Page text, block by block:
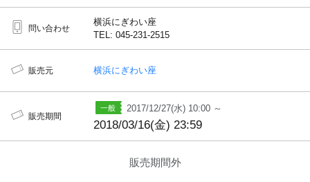
問い合わせ
横浜にぎわい座
TEL: 045-231-2515
販売元 横浜にぎわい座
販売期間
2017/12/27(水) 10:00 ～
2018/03/16(金) 23:59
販売期間外